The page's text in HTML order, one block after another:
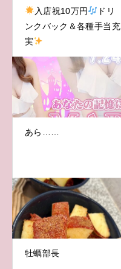
入店祝10万円
ドリ
ンクバック＆各種手当充
実
あら……
牡蠣部長